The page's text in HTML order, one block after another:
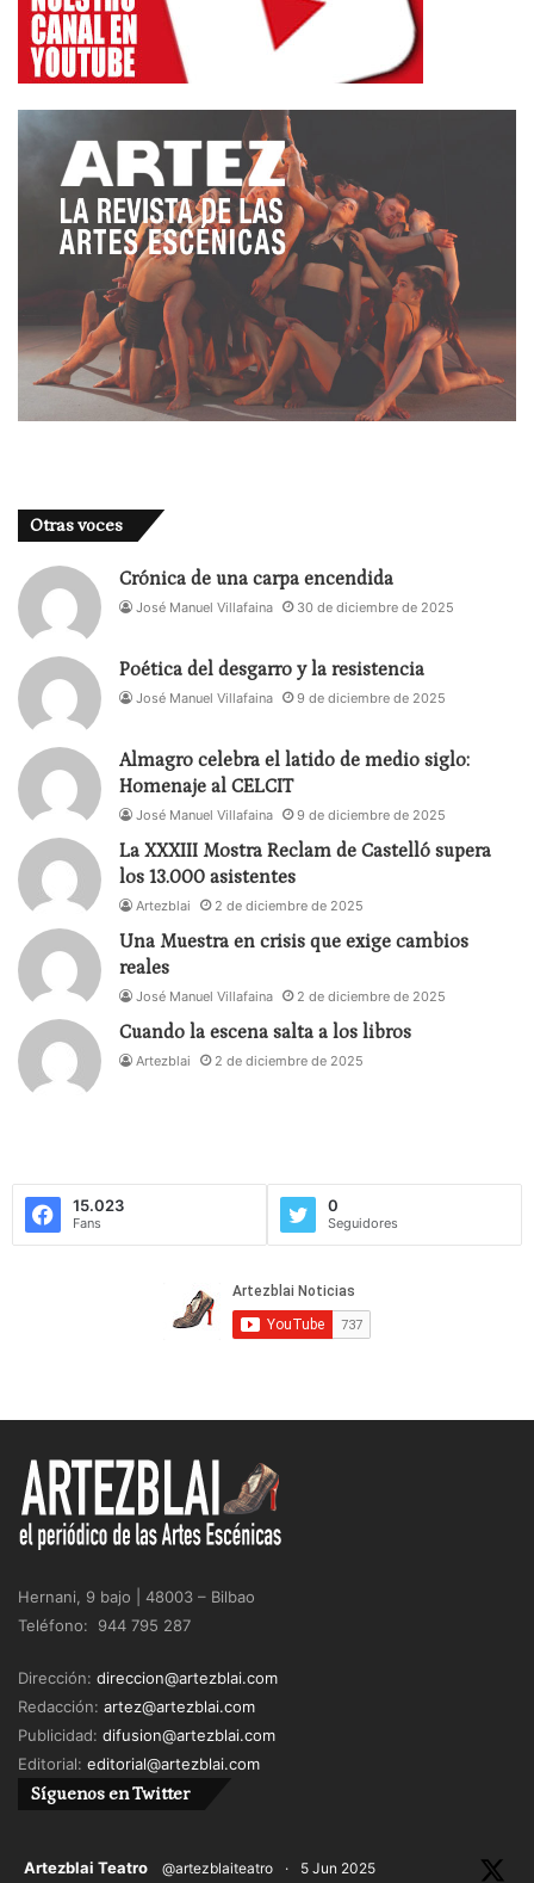
Lo desatinado es que el director y elenco artístico
se esfuerzan en hacer el trabajo con una obra y un
montaje que no luce en la arena del Teatro
Romano, que es un pegote improcedente al lado de
este monumento iluminado. Un montaje que
además tiene problemas de ritmo y de
acoplamientos en la línea interpretativa de los
actores, por ser una mezcla desmadrada de
«formas». AGenéle ha faltado tiempo -en los dos
días que dispuso del escenario romano- para
construir los movimientos a sus debidos ritmos.
Movimientos que solo habían ensayado antes en
un espacio pequeño pensando más que nada en
las giras para teatros a la italiana o de plazas
En la interpretación, los siete actores –
Arias,Ana Fernández
Oscar de la Fuente, José TroncosoyHérnan Gené
con dominio de la voz, del cuerpo y de todas las
artes a que su profesión obliga- sudan
desdoblándose en escenas de clowns, enredo,
melodrama, vodevil, tragedia…, que se interrumpen
debilitando la base conceptual del texto y
proyectando sólo la parte periférica del mensaje.
Estoy seguro, que esta obra de
respectivo montaje hubiesen funcionado mejor en
los espacios del Festival de Teatro del Siglo de Oro
de Cáceres (su evento apropiado).
El teatro registró media entrada de público -con
muchos invitados- que aplaudió cortésmente al
final de la representación.
José Manuel Villafaina
Otras voces
Crónica de una carpa encendida
José Manuel Villafaina 30 de diciembre de 2025
Poética del desgarro y la resistencia
José Manuel Villafaina 9 de diciembre de 2025
Almagro celebra el latido de medio siglo:
Homenaje al CELCIT
José Manuel Villafaina 9 de diciembre de 2025
La XXXIII Mostra Reclam de Castelló supera
los 13.000 asistentes
Artezblai 2 de diciembre de 2025
Una Muestra en crisis que exige cambios
reales
José Manuel Villafaina 2 de diciembre de 2025
Cuando la escena salta a los libros
Artezblai 2 de diciembre de 2025
15.023
Fans
0
Seguidores
Hernani, 9 bajo | 48003 – Bilbao
Teléfono: 944 795 287
Dirección: direccion@artezblai.com
Redacción: artez@artezblai.com
Publicidad: difusion@artezblai.com
Editorial: editorial@artezblai.com
Síguenos en Twitter
Artezblai Teatro @artezblaiteatro · 5 Jun 2025